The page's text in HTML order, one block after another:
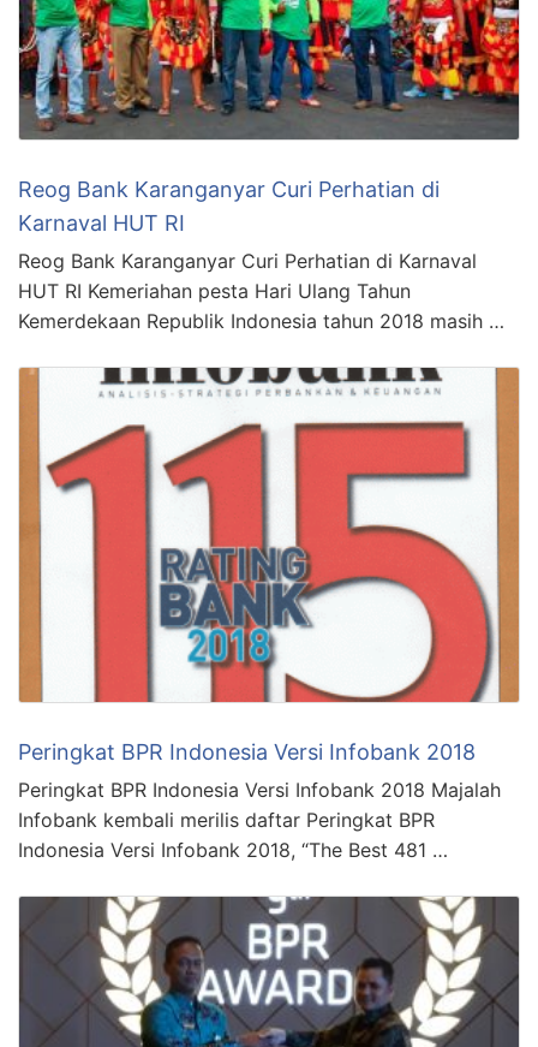
Reog Bank Karanganyar Curi Perhatian di
Karnaval HUT RI
Reog Bank Karanganyar Curi Perhatian di Karnaval
HUT RI Kemeriahan pesta Hari Ulang Tahun
Kemerdekaan Republik Indonesia tahun 2018 masih …
Peringkat BPR Indonesia Versi Infobank 2018
Peringkat BPR Indonesia Versi Infobank 2018 Majalah
Infobank kembali merilis daftar Peringkat BPR
Indonesia Versi Infobank 2018, “The Best 481 …